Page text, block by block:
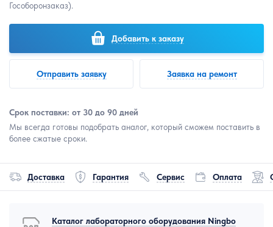
Гособоронзаказ).
Добавить к заказу
Отправить заявку Заявка на ремонт
Срок поставки: от 30 до 90 дней
Мы всегда готовы подобрать аналог, который сможем поставить в
более сжатые сроки.
Доставка Гарантия Сервис Оплата
Каталог лабораторного оборудования Ningbo